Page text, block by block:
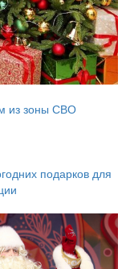
из зоны СВО
подарков для